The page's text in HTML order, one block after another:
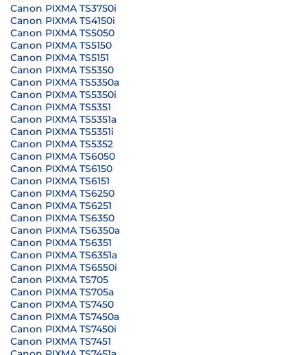
Canon PIXMA TS3750i
Canon PIXMA TS4150i
Canon PIXMA TS5050
Canon PIXMA TS5150
Canon PIXMA TS5151
Canon PIXMA TS5350
Canon PIXMA TS5350a
Canon PIXMA TS5350i
Canon PIXMA TS5351
Canon PIXMA TS5351a
Canon PIXMA TS5351i
Canon PIXMA TS5352
Canon PIXMA TS6050
Canon PIXMA TS6150
Canon PIXMA TS6151
Canon PIXMA TS6250
Canon PIXMA TS6251
Canon PIXMA TS6350
Canon PIXMA TS6350a
Canon PIXMA TS6351
Canon PIXMA TS6351a
Canon PIXMA TS6550i
Canon PIXMA TS705
Canon PIXMA TS705a
Canon PIXMA TS7450
Canon PIXMA TS7450a
Canon PIXMA TS7450i
Canon PIXMA TS7451